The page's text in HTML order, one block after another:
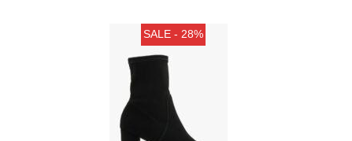
SALE - 28%